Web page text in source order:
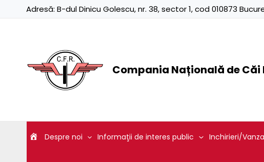
Adresă: B-dul Dinicu Golescu, nr. 38, sector 1, cod 010873
Compania Națională de Căi
Despre noi Informaţii de interes public Inchirieri/